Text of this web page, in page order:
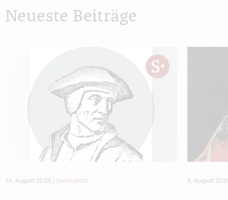
Neueste Beiträge
31. August 2026 Spiritualität 8. August